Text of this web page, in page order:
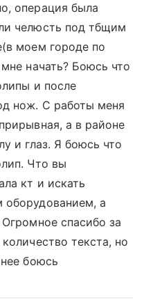
операция была
челюсть под тбщим
моем городе по
начать? Боюсь что
и после
нож. С работы меня
а в районе
и глаз. Я боюсь что
Что вы
кт и искать
оборудованием, а
спасибо за
текста, но
боюсь